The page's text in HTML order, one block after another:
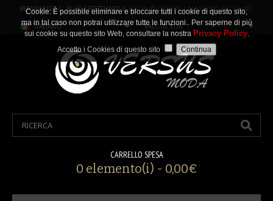
BENVENUTO ! PUOI EFFETTUARE ILLOGINOCREARE UN NUOVO ACCOUNT .
ITALIANO VALUTA: EUR
CARRELLO SPESA
0 elemento(i) - 0,00€
Cookie: È possibile eliminare e bloccare tutti i cookie di questo sito,
ma in tal caso non potrai utilizzare tutte le funzioni.. Per saperne di più
sui cookie su questo sito Web, consultare la nostra Privacy Policy.
Accetto i Cookies di questo sito